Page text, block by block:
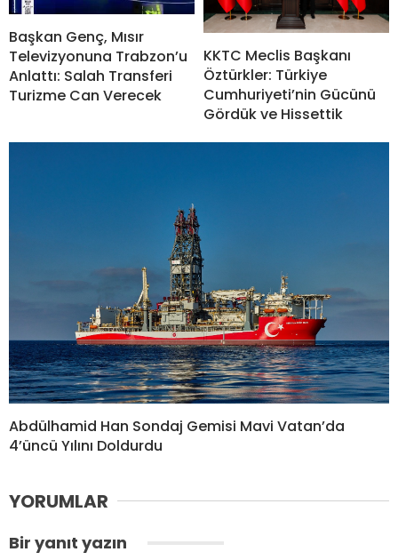
Başkan Genç, Mısır
Televizyonuna Trabzon’u
Anlattı: Salah Transferi
Turizme Can Verecek
KKTC Meclis Başkanı
Öztürkler: Türkiye
Cumhuriyeti’nin Gücünü
Gördük ve Hissettik
Abdülhamid Han Sondaj Gemisi Mavi Vatan’da
4’üncü Yılını Doldurdu
YORUMLAR
Bir yanıt yazın